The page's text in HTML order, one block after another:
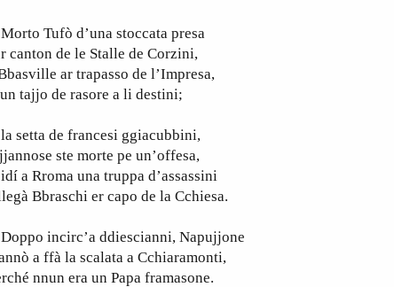
Tufò d’una stoccata presa
canton de le Stalle de Corzini,
ar trapasso de l’Impresa,
tajjo de rasore a li destini;
setta de francesi ggiacubbini,
ste morte pe un’offesa,
a Rroma una truppa d’assassini
Bbraschi er capo de la Cchiesa.
incirc’a ddiescianni, Napujjone
a ffà la scalata a Cchiaramonti,
nnun era un Papa framasone.